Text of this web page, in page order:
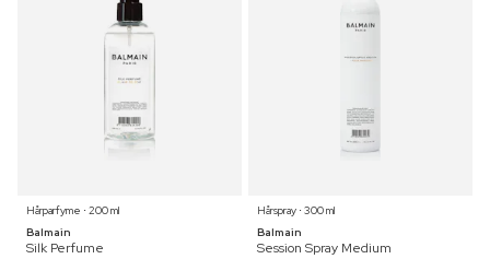
Hårparfyme ⋅ 200 ml
Balmain
Silk Perfume
Hårspray ⋅ 300 ml
Balmain
Session Spray Medium